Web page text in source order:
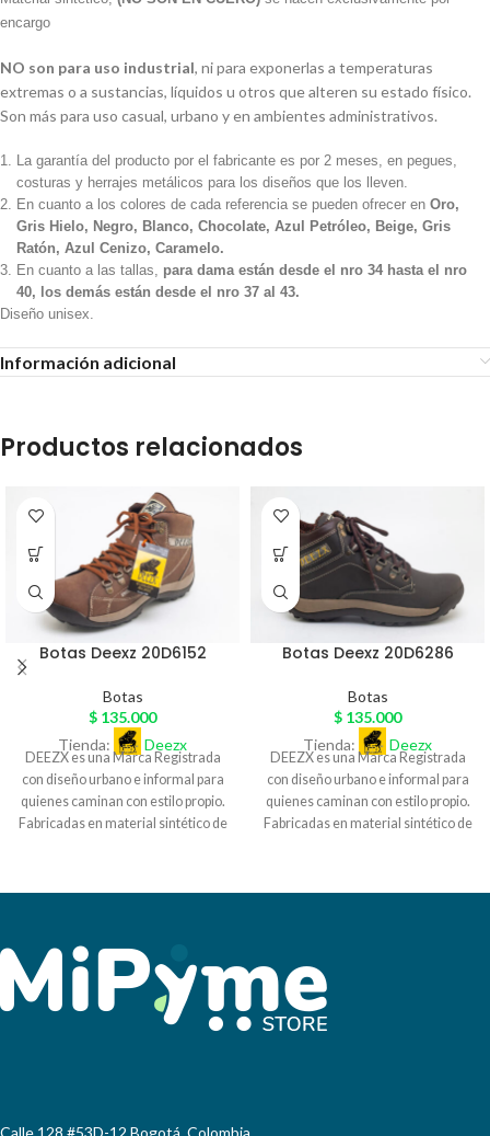
encargo
NO son para uso industrial, ni para exponerlas a temperaturas
extremas o a sustancias, líquidos u otros que alteren su estado físico.
Son más para uso casual, urbano y en ambientes administrativos.
La garantía del producto por el fabricante es por 2 meses, en pegues,
costuras y herrajes metálicos para los diseños que los lleven.
En cuanto a los colores de cada referencia se pueden ofrecer en Oro,
Gris Hielo, Negro, Blanco, Chocolate, Azul Petróleo, Beige, Gris
Ratón, Azul Cenizo, Caramelo.
En cuanto a las tallas, para dama están desde el nro 34 hasta el nro
40, los demás están desde el nro 37 al 43.
Diseño unisex.
Información adicional
Productos relacionados
Botas Deexz 20D6152
Botas
$ 135.000
Tienda:
Deezx
DEEZX es una Marca Registrada
con diseño urbano e informal para
quienes caminan con estilo propio.
Fabricadas en material sintético de
detalles únicos y acabados
Cada par DEEZX es más que
calzado: es una declaración de
actitud. Perfectas para quienes
buscan diferenciarse, nuestras
envíos a nivel nacional.
Botas Deexz 20D6286
Botas
$ 135.000
Tienda:
Deezx
DEEZX es una Marca Registrada
con diseño urbano e informal para
quienes caminan con estilo propio.
Fabricadas en material sintético de
detalles únicos y acabados
calzado: es una declaración de
actitud. Perfectas para quienes
buscan diferenciarse, nuestras
Calle 128 #53D-12 Bogotá, Colombia